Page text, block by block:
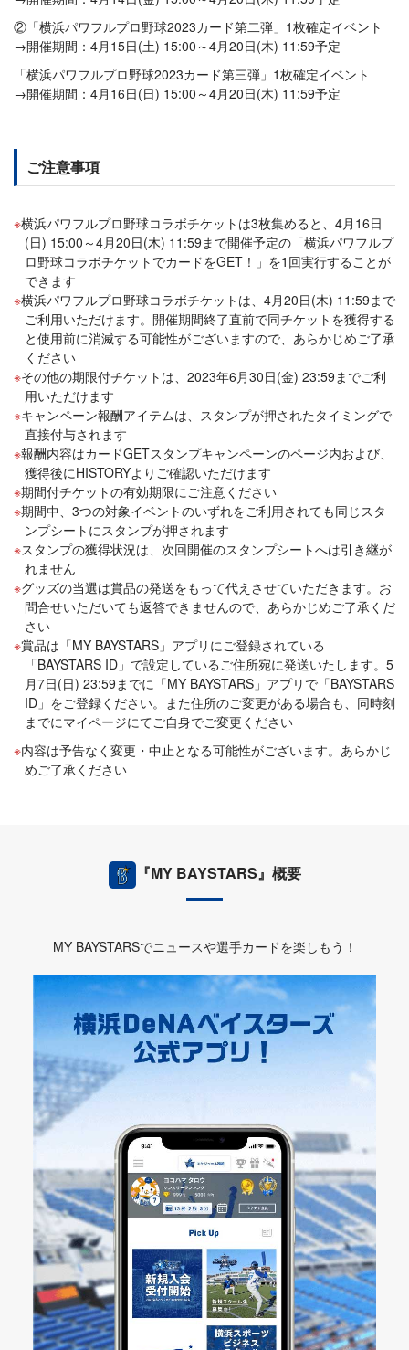
②「横浜パワフルプロ野球2023カード第二弾」1枚確定イベント
→開催期間：4月15日(土) 15:00～4月20日(木) 11:59予定
「横浜パワフルプロ野球2023カード第三弾」1枚確定イベント
→開催期間：4月16日(日) 15:00～4月20日(木) 11:59予定
ご注意事項
横浜パワフルプロ野球コラボチケットは3枚集めると、4月16日
(日) 15:00～4月20日(木) 11:59まで開催予定の「横浜パワフルプ
ロ野球コラボチケットでカードをGET！」を1回実行することが
できます
横浜パワフルプロ野球コラボチケットは、4月20日(木) 11:59まで
ご利用いただけます。開催期間終了直前で同チケットを獲得する
と使用前に消滅する可能性がございますので、あらかじめご了承
ください
その他の期限付チケットは、2023年6月30日(金) 23:59までご利
用いただけます
キャンペーン報酬アイテムは、スタンプが押されたタイミングで
直接付与されます
報酬内容はカードGETスタンプキャンペーンのページ内および、
獲得後にHISTORYよりご確認いただけます
期間付チケットの有効期限にご注意ください
期間中、3つの対象イベントのいずれをご利用されても同じスタ
ンプシートにスタンプが押されます
スタンプの獲得状況は、次回開催のスタンプシートへは引き継が
れません
グッズの当選は賞品の発送をもって代えさせていただきます。お
問合せいただいても返答できませんので、あらかじめご了承くだ
さい
賞品は「MY BAYSTARS」アプリにご登録されている
「BAYSTARS ID」で設定しているご住所宛に発送いたします。5
月7日(日) 23:59までに「MY BAYSTARS」アプリで「BAYSTARS
ID」をご登録ください。また住所のご変更がある場合も、同時刻
までにマイページにてご自身でご変更ください
内容は予告なく変更・中止となる可能性がございます。あらかじ
めご了承ください
『MY BAYSTARS』概要
MY BAYSTARSでニュースや選手カードを楽しもう！